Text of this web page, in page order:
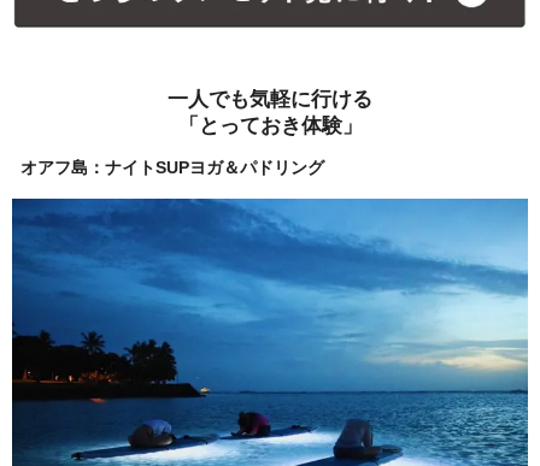
一人でも気軽に行ける
「とっておき体験」
オアフ島：ナイトSUPヨガ＆パドリング